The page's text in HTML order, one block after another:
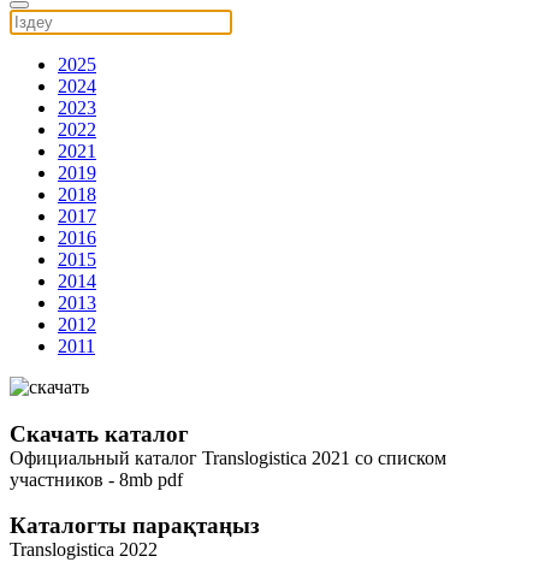
2025
2024
2023
2022
2021
2019
2018
2017
2016
2015
2014
2013
2012
2011
Скачать каталог
Официальный каталог Translogistica 2021 со списком
участников - 8mb pdf
Каталогты парақтаңыз
Translogistica 2022